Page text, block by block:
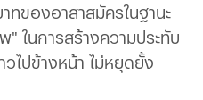
ของอาสาสมัครในฐานะ
" ในการสร้างความประทับ
ไปข้างหน้า ไม่หยุดยั้ง